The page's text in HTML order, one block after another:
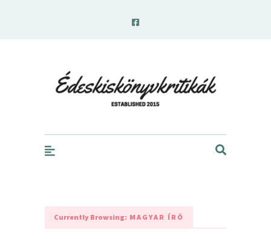
Currently Browsing: MAGYAR ÍRÓ